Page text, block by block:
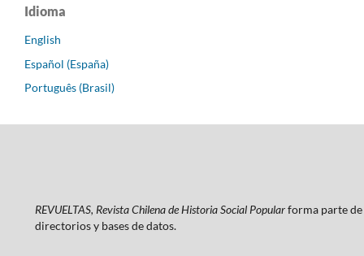
Idioma
English
Español (España)
Português (Brasil)
REVUELTAS, Revista Chilena de Historia Social Popularforma parte de
directorios y bases de datos.